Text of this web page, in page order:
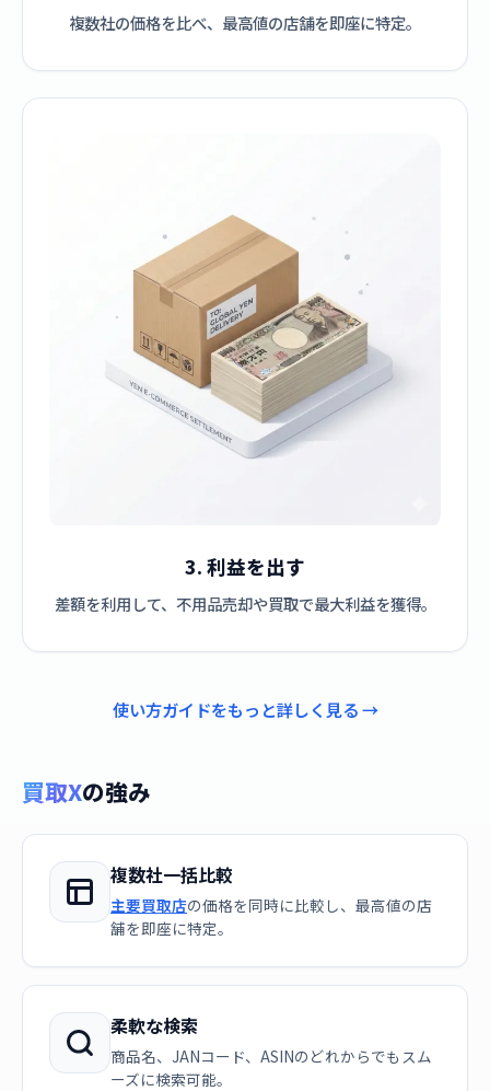
複数社の価格を比べ、最高値の店舗を即座に特定。
3. 利益を出す
差額を利用して、不用品売却や買取で最大利益を獲得。
使い方ガイドをもっと詳しく見る →
買取Xの強み
複数社一括比較
主要買取店の価格を同時に比較し、最高値の店
舗を即座に特定。
柔軟な検索
商品名、JANコード、ASINのどれからでもスム
ーズに検索可能。